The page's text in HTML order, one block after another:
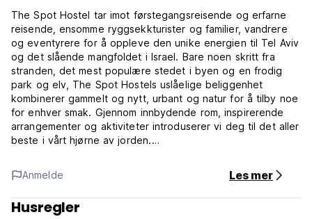
The Spot Hostel tar imot førstegangsreisende og erfarne
reisende, ensomme ryggsekkturister og familier, vandrere
og eventyrere for å oppleve den unike energien til Tel Aviv
og det slående mangfoldet i Israel. Bare noen skritt fra
stranden, det mest populære stedet i byen og en frodig
park og elv, The Spot Hostels uslåelige beliggenhet
kombinerer gammelt og nytt, urbant og natur for å tilby noe
for enhver smak. Gjennom innbydende rom, inspirerende
arrangementer og aktiviteter introduserer vi deg til det aller
beste i vårt hjørne av jorden.
Hotellet ligger i gangavstand til hovedattraksjoner som
Dizengoff Street, Hayarkon park og mange shopping- og
underholdningssentre, restauranter og barer. Selve
bygningen er et historisk sted som ble brukt i en fjern fortid
Anmelde Les mer
Husregler